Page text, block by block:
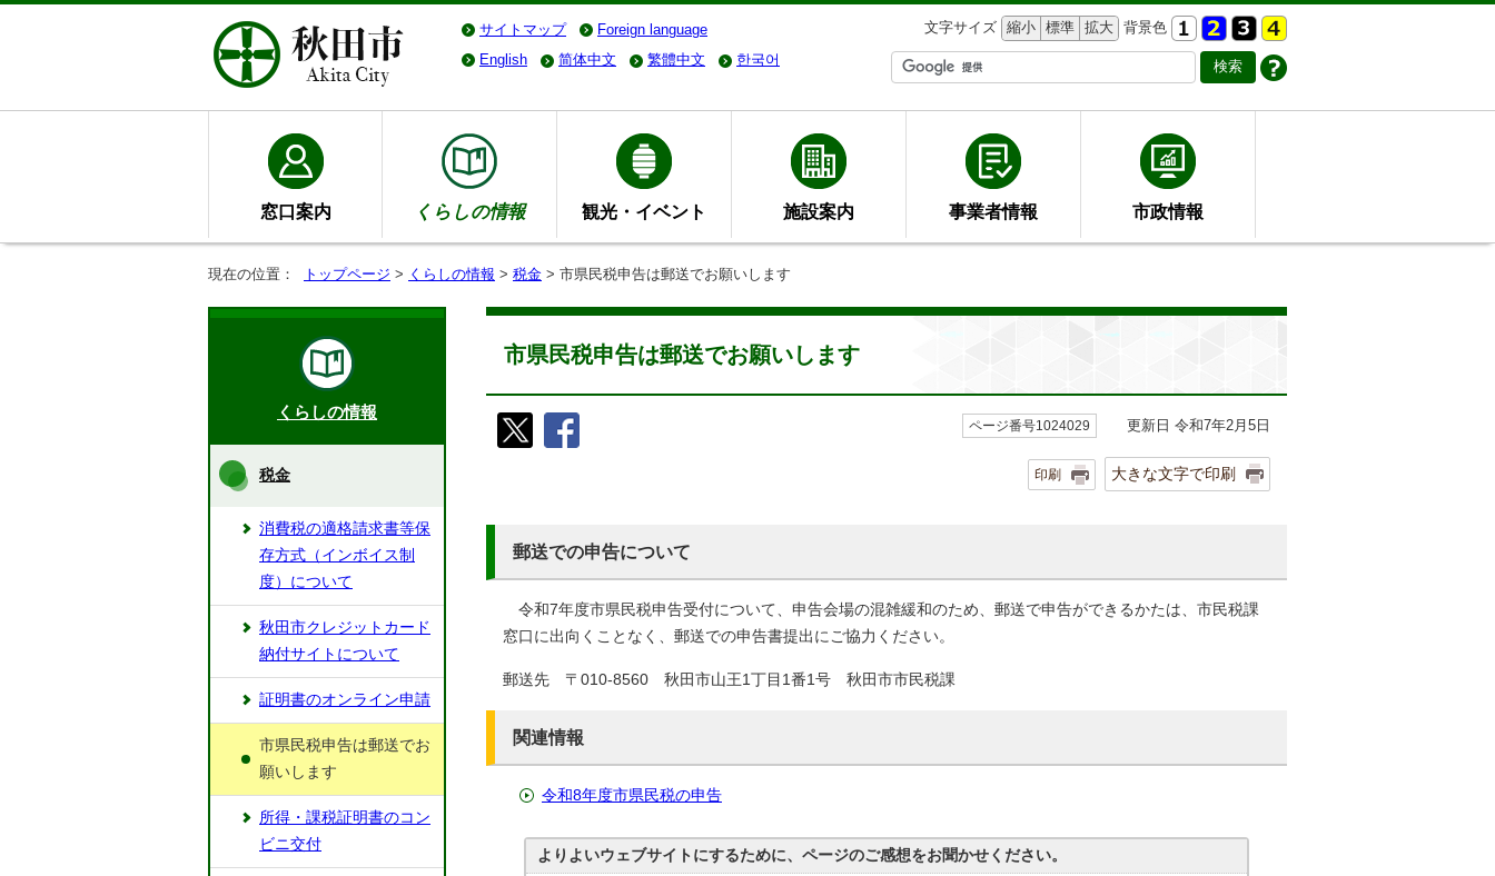
サイトマップ Foreign language 文字サイズ 縮小 標準 拡大 背景色
English
简体中文 繁體中文 한국어
窓口案内 くらしの情報 観光・イベント 施設案内 事業者情報 市政情報
現在の位置： トップページ > くらしの情報 > 税金 > 市県民税申告は郵送でお願いします
市県民税申告は郵送でお願いします
ページ番号1024029 更新日 令和7年2月5日
印刷 大きな文字で印刷
郵送での申告について
令和7年度市県民税申告受付について、申告会場の混雑緩和のため、郵送で申告ができるかたは、市民税課
窓口に出向くことなく、郵送での申告書提出にご協力ください。
郵送先 〒010-8560 秋田市山王1丁目1番1号 秋田市市民税課
関連情報
令和8年度市県民税の申告
よりよいウェブサイトにするために、ページのご感想をお聞かせください。
くらしの情報
税金
消費税の適格請求書等保
存方式（インボイス制
度）について
秋田市クレジットカード
納付サイトについて
証明書のオンライン申請
市県民税申告は郵送でお
願いします
所得・課税証明書のコン
ビニ交付